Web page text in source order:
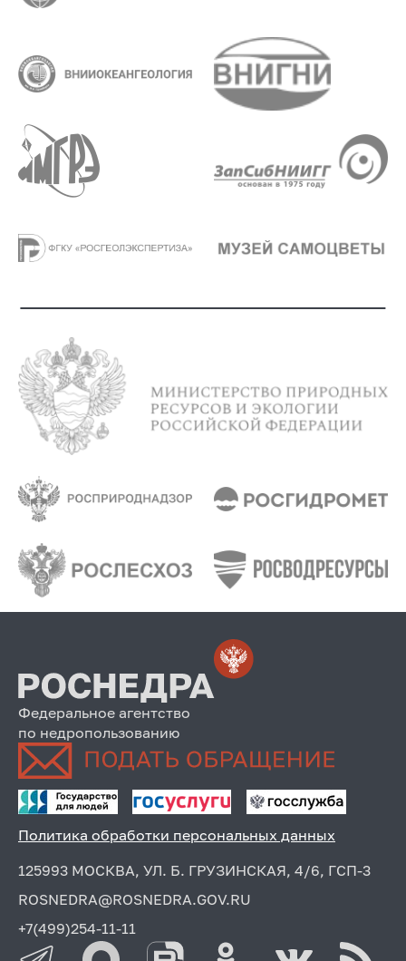
Федеральное агентство
по недропользованию
Политика обработки персональных данных
125993 МОСКВА, УЛ. Б. ГРУЗИНСКАЯ, 4/6, ГСП-3
ROSNEDRA@ROSNEDRA.GOV.RU
+7(499)254-11-11